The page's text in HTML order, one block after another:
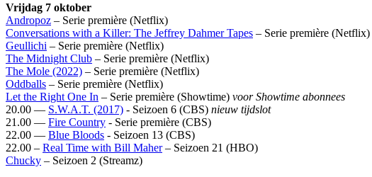
Vrijdag 7 oktober
Andropoz – Serie première (Netflix)
Conversations with a Killer: The Jeffrey Dahmer Tapes – Serie première (Netflix)
Geullichi – Serie première (Netflix)
The Midnight Club – Serie première (Netflix)
The Mole (2022) – Serie première (Netflix)
Oddballs – Serie première (Netflix)
Let the Right One In – Serie première (Showtime) voor Showtime abonnees
20.00 — S.W.A.T. (2017) - Seizoen 6 (CBS) nieuw tijdslot
21.00 — Fire Country - Serie première (CBS)
22.00 — Blue Bloods - Seizoen 13 (CBS)
22.00 – Real Time with Bill Maher– Seizoen 21 (HBO)
Chucky – Seizoen 2 (Streamz)